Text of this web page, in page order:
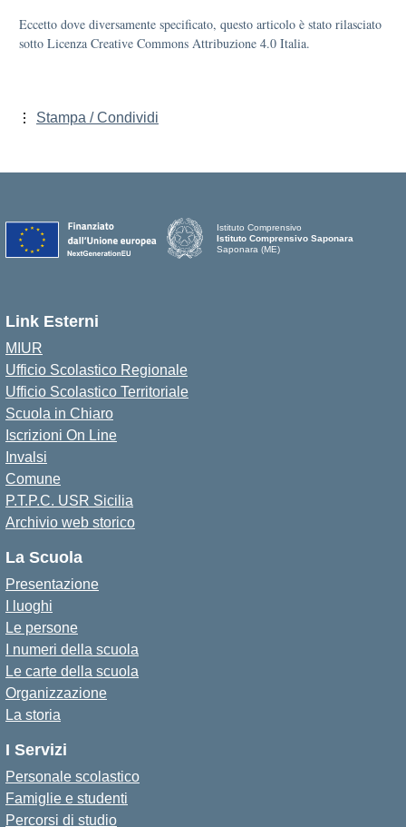
Eccetto dove diversamente specificato, questo articolo è stato rilasciato
sotto Licenza Creative Commons Attribuzione 4.0 Italia.
Stampa / Condividi
Istituto Comprensivo
Istituto Comprensivo Saponara
Saponara (ME)
Link Esterni
MIUR
Ufficio Scolastico Regionale
Ufficio Scolastico Territoriale
Scuola in Chiaro
Iscrizioni On Line
Invalsi
Comune
P.T.P.C. USR Sicilia
Archivio web storico
La Scuola
Presentazione
I luoghi
Le persone
I numeri della scuola
Le carte della scuola
Organizzazione
La storia
I Servizi
Personale scolastico
Famiglie e studenti
Percorsi di studio